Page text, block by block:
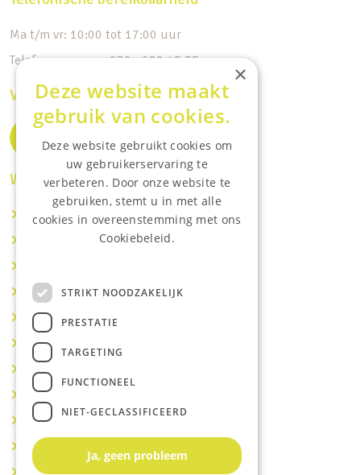
Ma t/m vr: 10:00 tot 17:00 uur
Telefoonnummer: 030 - 688 45 35
Volg ons op de socials
Waar wij o.a actief zijn:
Makelaar IJsselstein
Makelaar Utrecht
Makelaar Houten
Makelaar Vianen
Makelaar Maarssen
Makelaar Lopik
Makelaar Montfoort
Makelaar Benschop
Makelaar Schoonhoven
×
Deze website maakt
gebruik van cookies.
Deze website gebruikt cookies om
uw gebruikerservaring te
verbeteren. Door onze website te
gebruiken, stemt u in met alle
cookies in overeenstemming met ons
Cookiebeleid.
STRIKT NOODZAKELIJK
PRESTATIE
TARGETING
FUNCTIONEEL
NIET-GECLASSIFICEERD
Ja, geen probleem